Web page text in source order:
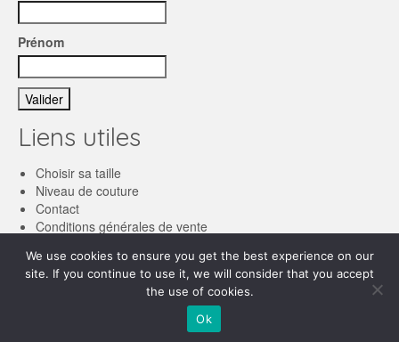
Prénom
Liens utiles
Choisir sa taille
Niveau de couture
Contact
Conditions générales de vente
We use cookies to ensure you get the best experience on our
site. If you continue to use it, we will consider that you accept
the use of cookies.
Ok